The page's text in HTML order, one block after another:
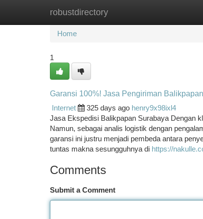
robustdirectory
Home New Site Listings
Home
1
Garansi 100%! Jasa Pengiriman
Internet
325 days ago henry9x98ixl4
Jasa Ekspedisi Balikpapan Surabaya Dengan
Namun, sebagai analis logistik dengan
garansi ini justru menjadi pembeda antara
tuntas makna sesungguhnya di https://
Comments
Submit a Comment